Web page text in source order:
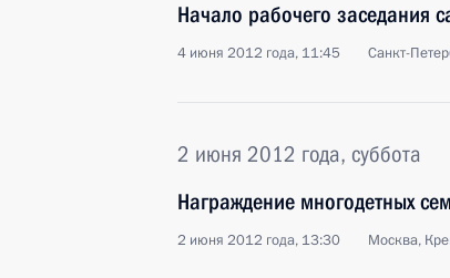
Начало рабочего заседания
4 июня 2012 года, 11:45 Санкт-
2 июня 2012 года, суббота
Награждение многодетных
2 июня 2012 года, 13:30 Москва,